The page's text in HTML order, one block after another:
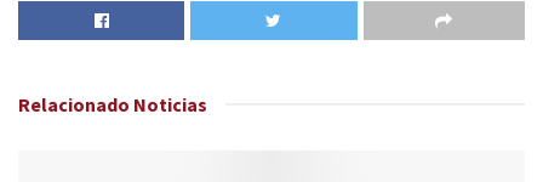
Relacionado Noticias